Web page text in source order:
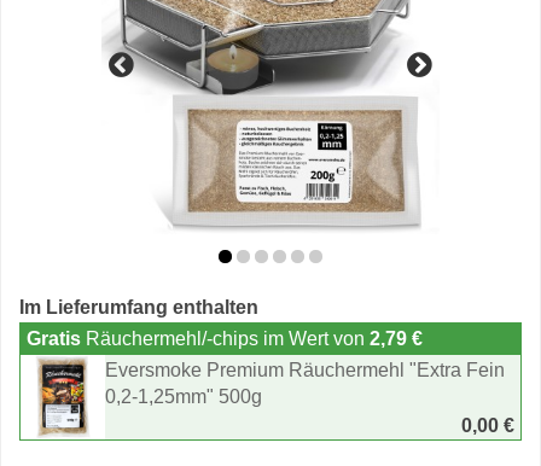
Im Lieferumfang enthalten
Gratis Räuchermehl/-chips im Wert von 2,79 €
Eversmoke Premium Räuchermehl "Extra Fein
0,2-1,25mm" 500g
0,00 €